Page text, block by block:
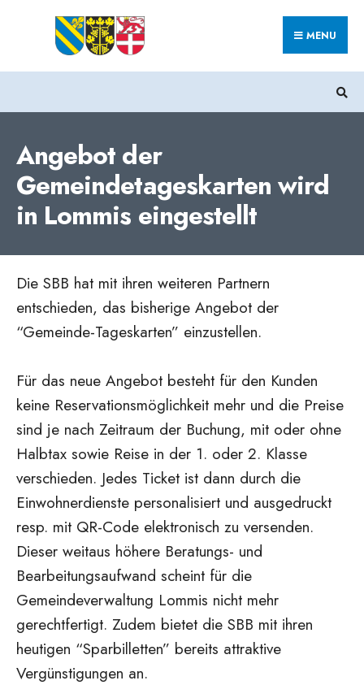
MENU
Angebot der
Gemeindetageskarten wird
in Lommis eingestellt
Die SBB hat mit ihren weiteren Partnern
entschieden, das bisherige Angebot der
“Gemeinde-Tageskarten” einzustellen.
Für das neue Angebot besteht für den Kunden
keine Reservationsmöglichkeit mehr und die Preise
sind je nach Zeitraum der Buchung, mit oder ohne
Halbtax sowie Reise in der 1. oder 2. Klasse
verschieden. Jedes Ticket ist dann durch die
Einwohnerdienste personalisiert und ausgedruckt
resp. mit QR-Code elektronisch zu versenden.
Dieser weitaus höhere Beratungs- und
Bearbeitungsaufwand scheint für die
Gemeindeverwaltung Lommis nicht mehr
gerechtfertigt. Zudem bietet die SBB mit ihren
heutigen “Sparbilletten” bereits attraktive
Vergünstigungen an.
Search
for: